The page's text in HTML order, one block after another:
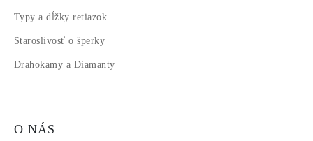
Typy a dĺžky retiazok
Staroslivosť o šperky
Drahokamy a Diamanty
O NÁS